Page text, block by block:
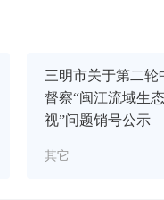
三明市关于第二轮
督察“闽江流域生
视”问题销号公示
其它